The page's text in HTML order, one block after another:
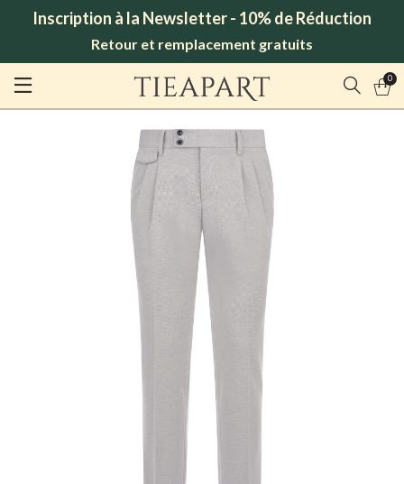
Inscription à la Newsletter - 10% de Réduction
Retour et remplacement gratuits
0